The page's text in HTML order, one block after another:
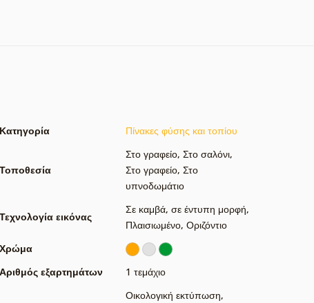
Κατηγορία Πίνακες φύσης και τοπίου
Τοποθεσία
Στο γραφείο, Στο σαλόνι,
Στο γραφείο, Στο
υπνοδωμάτιο
Τεχνολογία εικόνας
Σε καμβά, σε έντυπη μορφή,
Πλαισιωμένο, Οριζόντιο
Χρώμα
Αριθμός εξαρτημάτων
1 τεμάχιο
Οικολογική εκτύπωση,